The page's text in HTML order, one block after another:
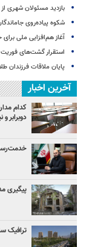
بازدید مسئولان شهری
شکوه پیاده‌روی
آغاز هم‌افزایی ملی
استقرار گشت‌های فوریت
پایان ملاقات فرزندان
آخرین اخبار
کدام
دوبرابر
خدمت‌رسانی ۴۲۰۰ خادم شهری به جاماندگان
پیگیری
ترافیک